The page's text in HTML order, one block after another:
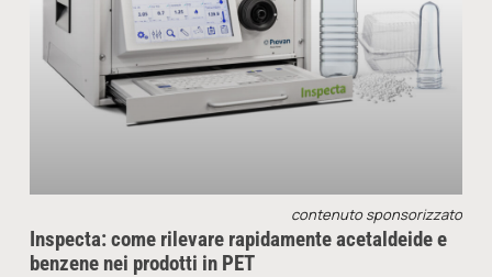
contenuto sponsorizzato
Inspecta: come rilevare rapidamente acetaldeide e
benzene nei prodotti in PET